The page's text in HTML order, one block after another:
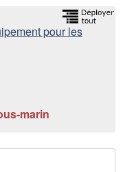
pour les
marin